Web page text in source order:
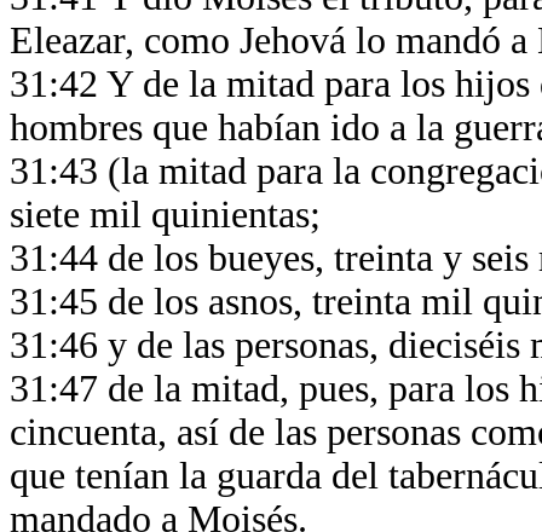
Eleazar, como Jehová lo mandó
31:42 Y de la mitad para los
hombres que habían ido a la
31:43 (la mitad para la
siete mil quinientas;
31:44 de los bueyes, treinta y
31:45 de los asnos, treinta mil
31:46 y de las personas,
31:47 de la mitad, pues, para los
cincuenta, así de las personas
que tenían la guarda del
mandado a Moisés.